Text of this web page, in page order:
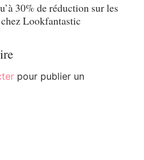
30% de réduction sur les
Lookfantastic
pour publier un